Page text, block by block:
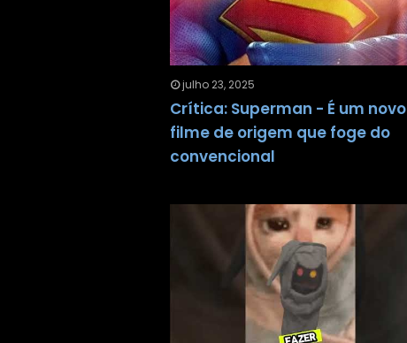
julho 23, 2025
Crítica: Superman - É um novo
filme de origem que foge do
convencional